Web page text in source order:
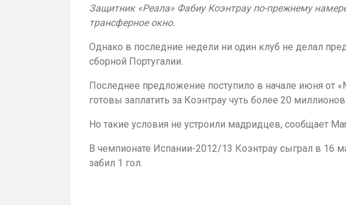
Защитник «Реала» Фабиу Коэнтрау по-прежнему
трансферное окно.
Однако в последние недели ни один клуб не делал
сборной Португалии.
Последнее предложение поступило в начале июня от
готовы заплатить за Коэнтрау чуть более 20
Но такие условия не устроили мадридцев, сообщает
В чемпионате Испании-2012/13 Коэнтрау сыграл в 16
забил 1 гол.